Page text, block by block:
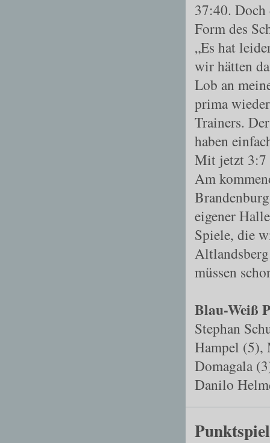
37:40. Doch
Form des
„Es hat
wir hätten
Lob an
prima
Trainers.
haben
Mit jetzt 3:7
Am
Brandenburg
eigener
Spiele, die
Altlandsberg
müssen
Blau-Weiß
Stephan
Hampel (5),
Domagala
Danilo